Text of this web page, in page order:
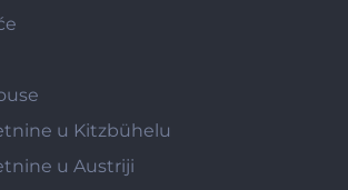
u Kitzbühelu
u Austriji